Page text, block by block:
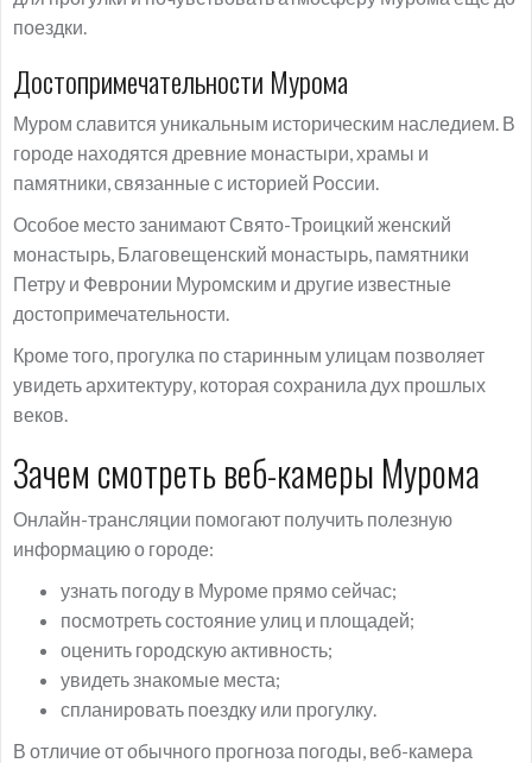
поездки.
Достопримечательности Мурома
Муром славится уникальным историческим наследием. В
городе находятся древние монастыри, храмы и
памятники, связанные с историей России.
Особое место занимают Свято-Троицкий женский
монастырь, Благовещенский монастырь, памятники
Петру и Февронии Муромским и другие известные
достопримечательности.
Кроме того, прогулка по старинным улицам позволяет
увидеть архитектуру, которая сохранила дух прошлых
веков.
Зачем смотреть веб-камеры Мурома
Онлайн-трансляции помогают получить полезную
информацию о городе:
узнать погоду в Муроме прямо сейчас;
посмотреть состояние улиц и площадей;
оценить городскую активность;
увидеть знакомые места;
спланировать поездку или прогулку.
В отличие от обычного прогноза погоды, веб-камера